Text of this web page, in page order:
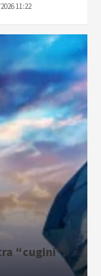
11:22
“cugini”: